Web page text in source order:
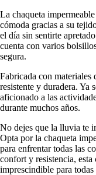
La chaqueta
cómoda gracias a su
el día sin sentirte
cuenta con varios
segura.
Fabricada con materiales
resistente y duradera. Ya
aficionado a las
durante muchos años.
No dejes que la lluvia te
Opta por la chaqueta
para enfrentar todas las
confort y resistencia, esta
imprescindible para